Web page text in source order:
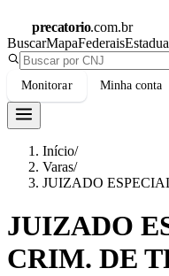
precatorio.com.br
BuscarMapaFederais
Monitorar Minha conta
Início/
Varas/
JUIZADO
JUIZADO
CRIM. DE